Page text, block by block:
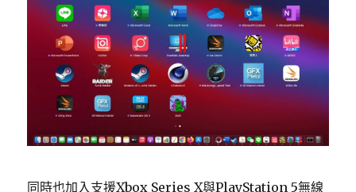
同時也加入支援Xbox Series X與PlayStation 5無線